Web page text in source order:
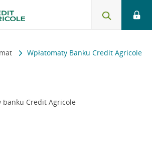
Wpłatomaty Banku Credit Agricole
banku Credit Agricole